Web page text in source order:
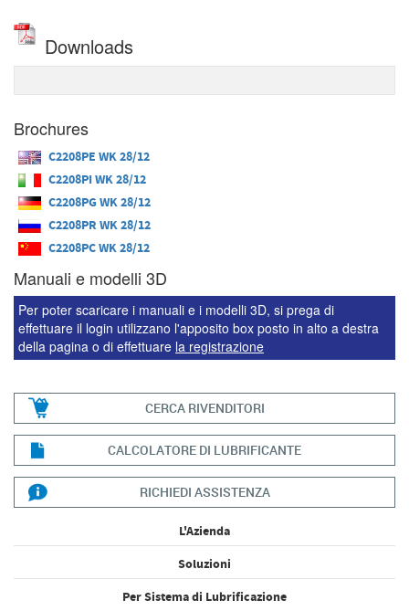
Downloads
Brochures
C2208PE WK 28/12
C2208PI WK 28/12
C2208PG WK 28/12
C2208PR WK 28/12
C2208PC WK 28/12
Manuali e modelli 3D
Per poter scaricare i manuali e i modelli 3D, si prega di
effettuare il login utilizzano l'apposito box posto in alto a destra
della pagina o di effettuare la registrazione
CERCA RIVENDITORI
CALCOLATORE DI LUBRIFICANTE
RICHIEDI ASSISTENZA
L'Azienda
Soluzioni
Per Sistema di Lubrificazione